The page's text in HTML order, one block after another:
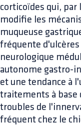
corticoïdes qui,
modifie les
muqueuse
fréquente d'ulcères
neurologique
autonome gastro-
et une tendance à
traitements à base
troubles de
fréquent chez le